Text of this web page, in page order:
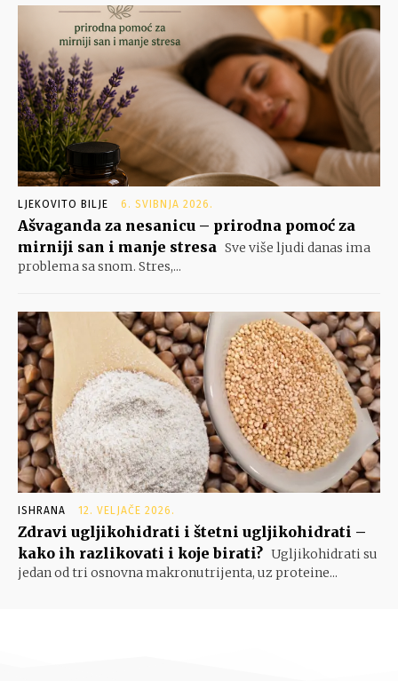
LJEKOVITO BILJE 6. SVIBNJA 2026.
Ašvaganda za nesanicu – prirodna pomoć za
mirniji san i manje stresa Sve više ljudi danas ima
problema sa snom. Stres,...
ISHRANA 12. VELJAČE 2026.
Zdravi ugljikohidrati i štetni ugljikohidrati –
kako ih razlikovati i koje birati? Ugljikohidrati su
jedan od tri osnovna makronutrijenta, uz proteine...